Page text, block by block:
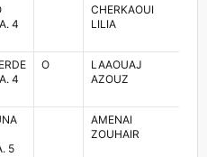
4
CHERKAOUI
LILIA
4
O
LAAOUAJ
AZOUZ
5
AMENAI
ZOUHAIR